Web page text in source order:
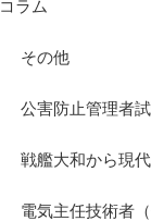
コラム
その他
公害防止管理者
戦艦大和から現
電気主任技術者（